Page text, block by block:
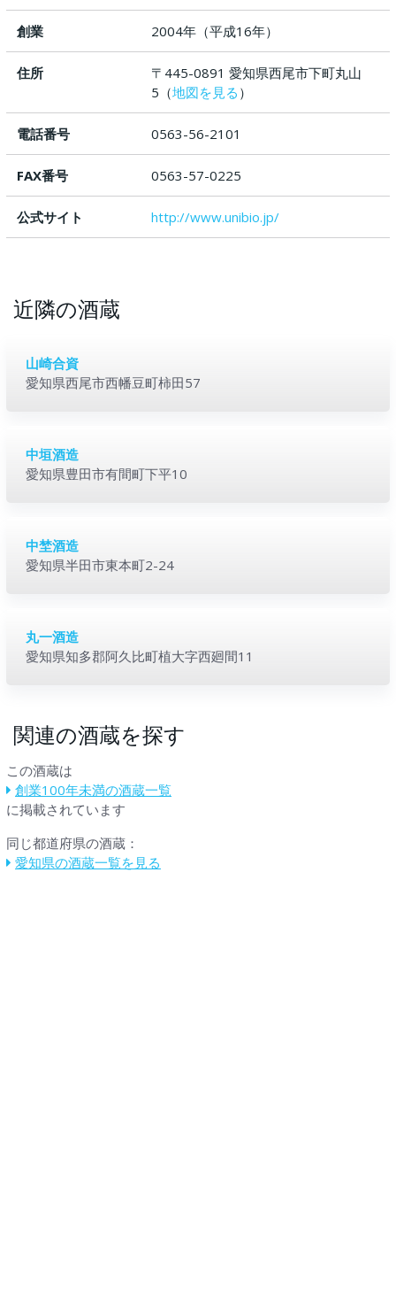
創業 2004年（平成16年）
住所
〒445-0891 愛知県西尾市下町丸山
5（地図を見る ）
電話番号 0563-56-2101
FAX番号 0563-57-0225
公式サイト http://www.unibio.jp/
近隣の酒蔵
山崎合資
愛知県西尾市西幡豆町柿田57
中垣酒造
愛知県豊田市有間町下平10
中埜酒造
愛知県半田市東本町2-24
丸一酒造
愛知県知多郡阿久比町植大字西廻間11
関連の酒蔵を探す
この酒蔵は
創業100年未満の酒蔵一覧
に掲載されています
同じ都道府県の酒蔵：
愛知県の酒蔵一覧を見る